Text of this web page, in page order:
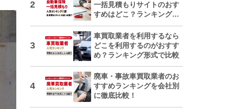
一括見積もりサイトのおす
すめはどこ？ランキングで
車買取業者を利用するなら
どこを利用するのがおすす
め？ランキング形式で比較
廃車・事故車買取業者のお
すすめランキングを会社別
に徹底比較！